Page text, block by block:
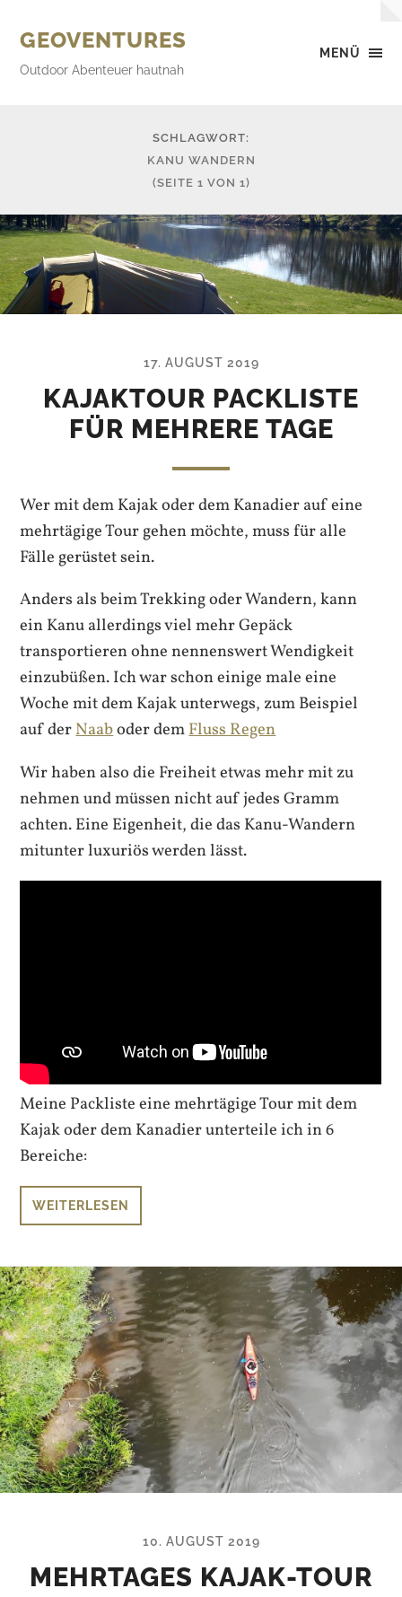
MENÜ
GEOVENTURES
Outdoor Abenteuer hautnah
SCHLAGWORT:
KANU WANDERN
(SEITE 1 VON 1)
17. AUGUST 2019
KAJAKTOUR PACKLISTE
FÜR MEHRERE TAGE
Wer mit dem Kajak oder dem Kanadier auf eine
mehrtägige Tour gehen möchte, muss für alle
Fälle gerüstet sein.
Anders als beim Trekking oder Wandern, kann
ein Kanu allerdings viel mehr Gepäck
transportieren ohne nennenswert Wendigkeit
einzubüßen. Ich war schon einige male eine
Woche mit dem Kajak unterwegs, zum Beispiel
auf derNaaboder demFluss Regen
Wir haben also die Freiheit etwas mehr mit zu
nehmen und müssen nicht auf jedes Gramm
achten. Eine Eigenheit, die das Kanu-Wandern
mitunter luxuriös werden lässt.
Meine Packliste eine mehrtägige Tour mit dem
Kajak oder dem Kanadier unterteile ich in 6
Bereiche:
WEITERLESEN
10. AUGUST 2019
MEHRTAGES KAJAK-TOUR